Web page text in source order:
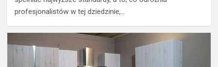
profesjonalistów w tej dziedzinie,…